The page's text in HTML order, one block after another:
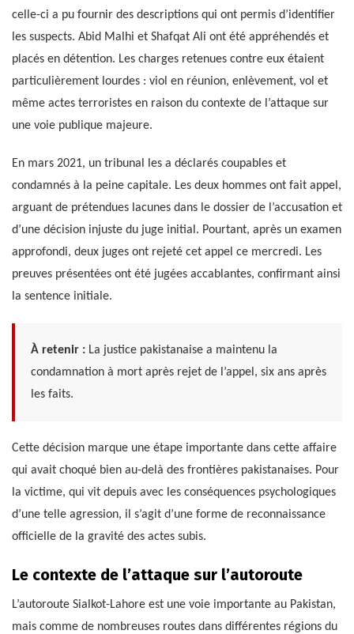
celle-ci a pu fournir des descriptions qui ont permis d’identifier
les suspects. Abid Malhi et Shafqat Ali ont été appréhendés et
placés en détention. Les charges retenues contre eux étaient
particulièrement lourdes : viol en réunion, enlèvement, vol et
même actes terroristes en raison du contexte de l’attaque sur
une voie publique majeure.
En mars 2021, un tribunal les a déclarés coupables et
condamnés à la peine capitale. Les deux hommes ont fait appel,
arguant de prétendues lacunes dans le dossier de l’accusation et
d’une décision injuste du juge initial. Pourtant, après un examen
approfondi, deux juges ont rejeté cet appel ce mercredi. Les
preuves présentées ont été jugées accablantes, confirmant ainsi
la sentence initiale.
À retenir : La justice pakistanaise a maintenu la
condamnation à mort après rejet de l’appel, six ans après
les faits.
Cette décision marque une étape importante dans cette affaire
qui avait choqué bien au-delà des frontières pakistanaises. Pour
la victime, qui vit depuis avec les conséquences psychologiques
d’une telle agression, il s’agit d’une forme de reconnaissance
officielle de la gravité des actes subis.
Le contexte de l’attaque sur l’autoroute
L’autoroute Sialkot-Lahore est une voie importante au Pakistan,
mais comme de nombreuses routes dans différentes régions du